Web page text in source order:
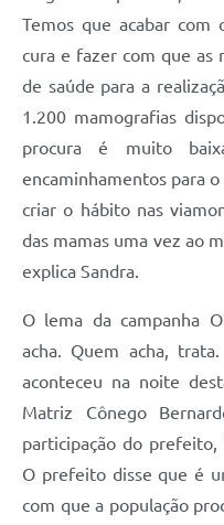
Temos que acabar
cura e fazer com que as
de saúde para a
1.200 mamografias
procura é muito
encaminhamentos para
criar o hábito nas
das mamas uma vez ao
explica Sandra.
O lema da campanha
acha. Quem acha,
aconteceu na noite
Matriz Cônego
participação do
O prefeito disse que é
com que a população